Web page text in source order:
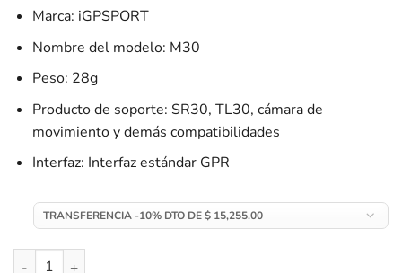
Marca: iGPSPORT
Nombre del modelo: M30
Peso: 28g
Producto de soporte: SR30, TL30, cámara de
movimiento y demás compatibilidades
Interfaz: Interfaz estándar GPR
Soporte Asiento iGPSPORT M30 para GoPro SR30 TL30 y